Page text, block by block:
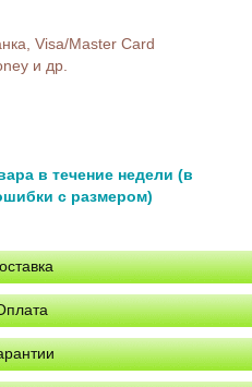
Visa/Master Card
и др.
в течение недели (в
с размером)